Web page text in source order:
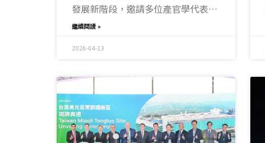
發展新階段，邀請多位產官學代表出
席，包含台鐵董事長鄭光遠、台北市
學校長邱英浩，共同見證這一重要里
繼續閱讀 »
2026-04-13